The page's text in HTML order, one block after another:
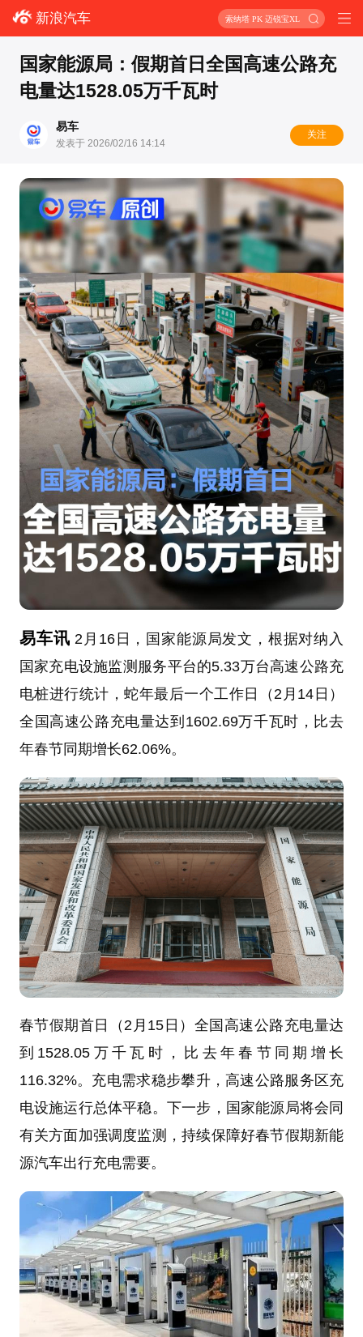
新浪汽车 索纳塔 PK 迈锐宝XL
国家能源局：假期首日全国高速公路充
电量达1528.05万千瓦时
易车
发表于 2026/02/16 14:14
关注
易车讯 2月16日，国家能源局发文，根据对纳入
国家充电设施监测服务平台的5.33万台高速公路充
电桩进行统计，蛇年最后一个工作日（2月14日）
全国高速公路充电量达到1602.69万千瓦时，比去
年春节同期增长62.06%。
春节假期首日（2月15日）全国高速公路充电量达
到1528.05万千瓦时，比去年春节同期增长
116.32%。充电需求稳步攀升，高速公路服务区充
电设施运行总体平稳。下一步，国家能源局将会同
有关方面加强调度监测，持续保障好春节假期新能
源汽车出行充电需要。